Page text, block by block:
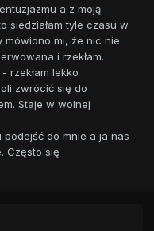
a z moją
siedziałam tyle czasu w
mówiono mi, że nic nie
i rzekłam.
rzekłam lekko
zwrócić się do
Staje w wolnej
do mnie a ja nas
Często się